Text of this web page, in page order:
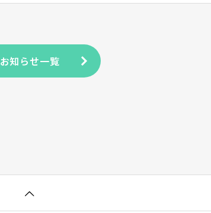
お知らせ一覧